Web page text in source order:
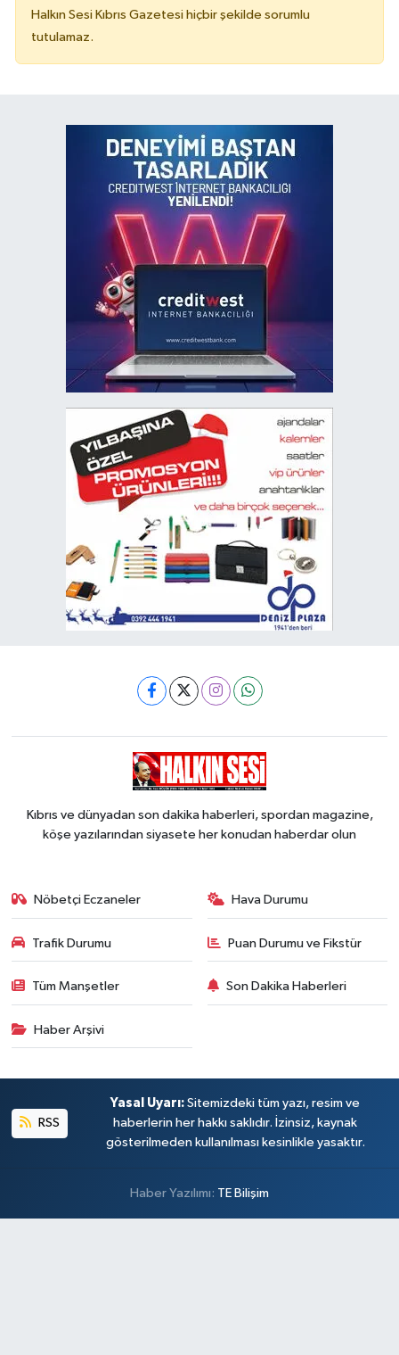
Halkın Sesi Kıbrıs Gazetesi hiçbir şekilde sorumlu
tutulamaz.
Kıbrıs ve dünyadan son dakika haberleri, spordan magazine,
köşe yazılarından siyasete her konudan haberdar olun
Nöbetçi Eczaneler Hava Durumu
Trafik Durumu Puan Durumu ve Fikstür
Tüm Manşetler Son Dakika Haberleri
Haber Arşivi
RSS
Yasal Uyarı: Sitemizdeki tüm yazı, resim ve
haberlerin her hakkı saklıdır. İzinsiz, kaynak
gösterilmeden kullanılması kesinlikle yasaktır.
Haber Yazılımı: TE Bilişim